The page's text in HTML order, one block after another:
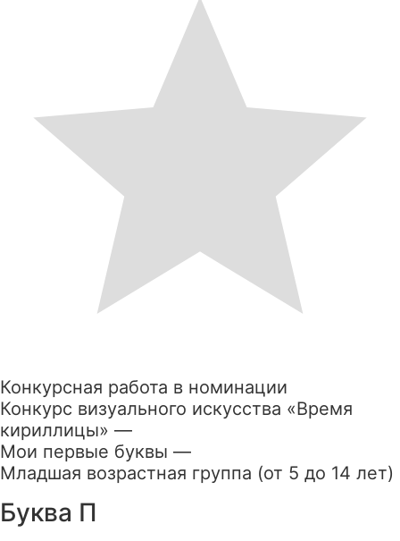
Конкурсная работа в номинации
Конкурс визуального искусства «Время
кириллицы» —
Мои первые буквы —
Младшая возрастная группа (от 5 до 14 лет)
Буква П